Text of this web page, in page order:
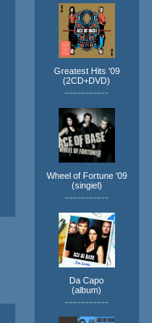
Greatest Hits '09
(2CD+DVD)
-----------
Wheel of Fortune '09
(singiel)
-----------
Da Capo
(album)
-----------